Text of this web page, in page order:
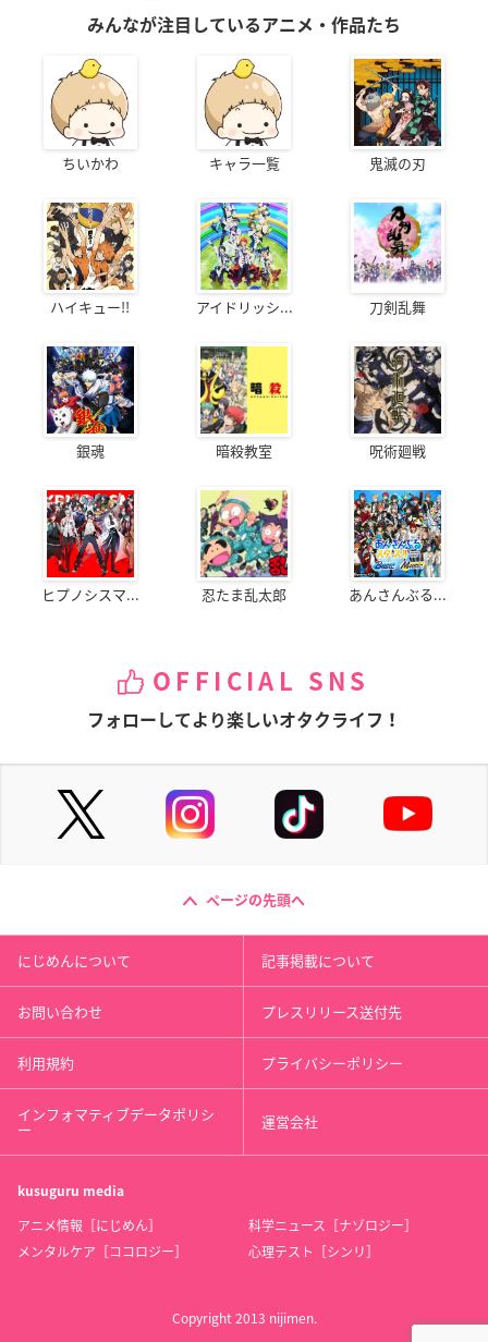
みんなが注目しているアニメ・作品たち
ちいかわ キャラ一覧 鬼滅の刃
ハイキュー!! アイドリッシ... 刀剣乱舞
銀魂 暗殺教室 呪術廻戦
ヒプノシスマ... 忍たま乱太郎 あんさんぶる...
OFFICIAL SNS
フォローしてより楽しいオタクライフ！
ページの先頭へ
にじめんについて 記事掲載について
お問い合わせ プレスリリース送付先
利用規約 プライバシーポリシー
インフォマティブデータポリシ
ー 運営会社
kusuguru media
アニメ情報［にじめん］
科学ニュース［ナゾロジー］
メンタルケア［ココロジー］
心理テスト［シンリ］
Copyright 2013 nijimen.